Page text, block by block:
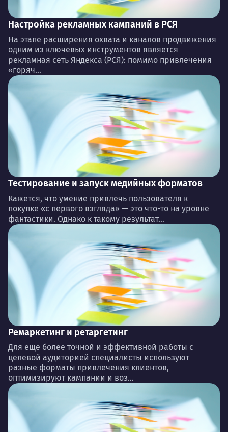
Настройка рекламных кампаний в РСЯ
На этапе расширения охвата и каналов продвижения
одним из ключевых инструментов является
рекламная сеть Яндекса (РСЯ): помимо привлечения
«горяч...
Тестирование и запуск медийных форматов
Кажется, что умение привлечь пользователя к
покупке «с первого взгляда» — это что-то на уровне
фантастики. Однако к такому результат...
Ремаркетинг и ретаргетинг
Для еще более точной и эффективной работы с
целевой аудиторией специалисты используют
разные форматы привлечения клиентов,
оптимизируют кампании и воз...